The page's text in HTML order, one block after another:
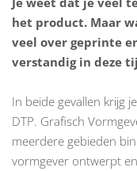
het product. Maar
veel over geprinte
verstandig in deze
In beide gevallen krijg
DTP. Grafisch
meerdere gebieden
vormgever ontwerpt